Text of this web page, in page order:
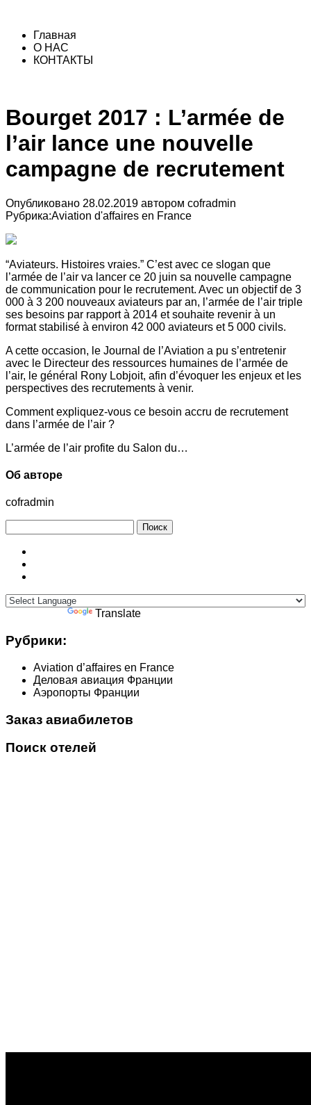
Главная
О НАС
КОНТАКТЫ
Bourget 2017 : L’armée de
l’air lance une nouvelle
campagne de recrutement
Опубликовано 28.02.2019 автором cofradmin
Рубрика:Aviation d'affaires en France
“Aviateurs. Histoires vraies.” C’est avec ce slogan que
l’armée de l’air va lancer ce 20 juin sa nouvelle campagne
de communication pour le recrutement. Avec un objectif de 3
000 à 3 200 nouveaux aviateurs par an, l’armée de l’air triple
ses besoins par rapport à 2014 et souhaite revenir à un
format stabilisé à environ 42 000 aviateurs et 5 000 civils.
A cette occasion, le Journal de l’Aviation a pu s’entretenir
avec le Directeur des ressources humaines de l’armée de
l’air, le général Rony Lobjoit, afin d’évoquer les enjeux et les
perspectives des recrutements à venir.
Comment expliquez-vous ce besoin accru de recrutement
dans l’armée de l’air ?
L’armée de l’air profite du Salon du…
Об авторе
cofradmin
Translate
Рубрики:
Aviation d’affaires en France
Деловая авиация Франции
Аэропорты Франции
Заказ авиабилетов
Поиск отелей